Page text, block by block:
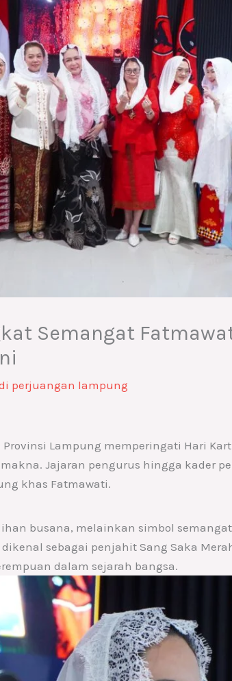
Semangat
perjuangan lampung
Lampung memperingati Hari
Jajaran pengurus hingga kader
khas Fatmawati.
busana, melainkan simbol
sebagai penjahit Sang Saka
dalam sejarah bangsa.